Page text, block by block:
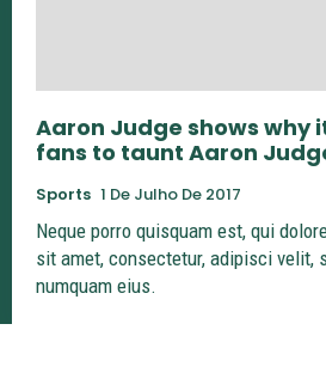
Aaron Judge shows why
fans to taunt Aaron
Sports 1 De Julho De 2017
Neque porro quisquam est, qui
sit amet, consectetur, adipisci velit,
numquam eius.